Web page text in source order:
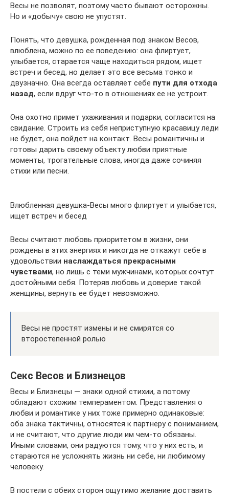
Весы не позволят, поэтому часто бывают осторожны.
Но и «добычу» свою не упустят.
Понять, что девушка, рожденная под знаком Весов,
влюблена, можно по ее поведению: она флиртует,
улыбается, старается чаще находиться рядом, ищет
встреч и бесед, но делает это все весьма тонко и
двузначно. Она всегда оставляет себе пути для отхода
назад, если вдруг что-то в отношениях ее не устроит.
Она охотно примет ухаживания и подарки, согласится на
свидание. Строить из себя неприступную красавицу леди
не будет, она пойдет на контакт. Весы романтичны и
готовы дарить своему объекту любви приятные
моменты, трогательные слова, иногда даже сочиняя
стихи или песни.
Влюбленная девушка-Весы много флиртует и улыбается,
ищет встреч и бесед
Весы считают любовь приоритетом в жизни, они
рождены в этих энергиях и никогда не откажут себе в
удовольствии наслаждаться прекрасными
чувствами, но лишь с теми мужчинами, которых сочтут
достойными себя. Потеряв любовь и доверие такой
женщины, вернуть ее будет невозможно.
Весы не простят измены и не смирятся со
второстепенной ролью
Секс Весов и Близнецов
Весы и Близнецы — знаки одной стихии, а потому
обладают схожим темпераментом. Представления о
любви и романтике у них тоже примерно одинаковые:
оба знака тактичны, относятся к партнеру с пониманием,
и не считают, что другие люди им чем-то обязаны.
Иными словами, они радуются тому, что у них есть, и
стараются не усложнять жизнь ни себе, ни любимому
человеку.
В постели с обеих сторон ощутимо желание доставить